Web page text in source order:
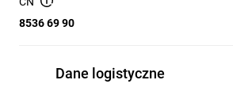
8536 69 90
Dane logistyczne